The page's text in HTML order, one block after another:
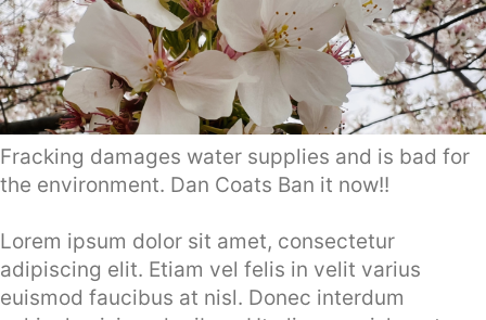
Fracking damages water supplies and is bad for
the environment. Dan Coats Ban it now!!
Lorem ipsum dolor sit amet, consectetur
adipiscing elit. Etiam vel felis in velit varius
euismod faucibus at nisl. Donec interdum